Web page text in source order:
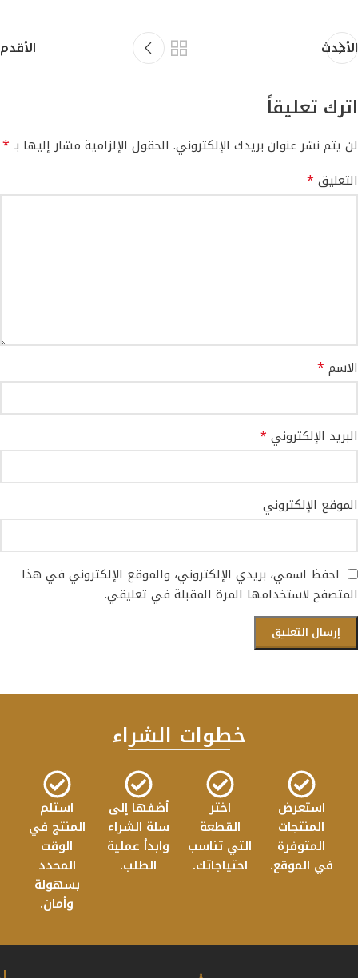
الأحدث الأقدم
اترك تعليقاً
لن يتم نشر عنوان بريدك الإلكتروني. الحقول الإلزامية مشار إليها بـ *
التعليق *
الاسم *
البريد الإلكتروني *
الموقع الإلكتروني
احفظ اسمي، بريدي الإلكتروني، والموقع الإلكتروني في هذا
المتصفح لاستخدامها المرة المقبلة في تعليقي.
خطوات الشراء
استعرض
المنتجات
المتوفرة
في الموقع.
اختر
القطعة
التي تناسب
احتياجاتك.
أضفها إلى
سلة الشراء
وابدأ عملية
الطلب.
استلم
المنتج في
الوقت
المحدد
بسهولة
وأمان.